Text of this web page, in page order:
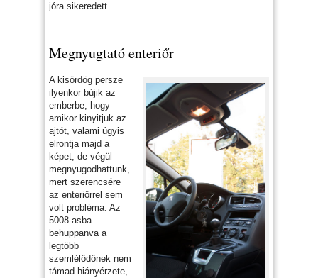
jóra sikeredett.
Megnyugtató enteriőr
A kisördög persze
ilyenkor bújik az
emberbe, hogy
amikor kinyitjuk az
ajtót, valami úgyis
elrontja majd a
képet, de végül
megnyugodhattunk,
mert szerencsére
az enteriőrrel sem
volt probléma. Az
5008-asba
behuppanva a
legtöbb
szemlélődőnek nem
támad hiányérzete,